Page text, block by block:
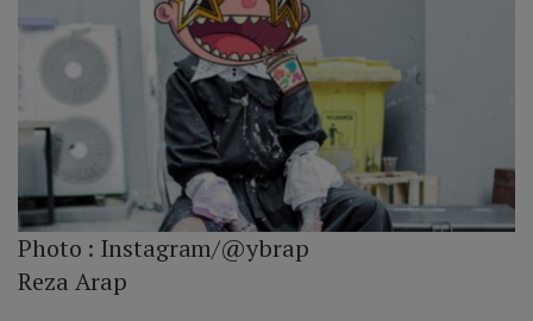
Photo : Instagram/@ybrap
Reza Arap